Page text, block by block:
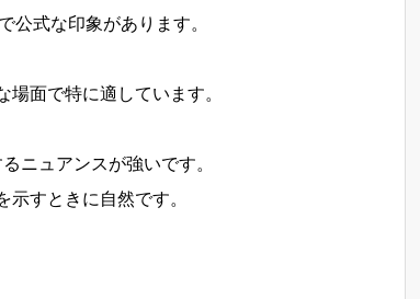
公式な印象があります。
面で特に適しています。
ニュアンスが強いです。
すときに自然です。